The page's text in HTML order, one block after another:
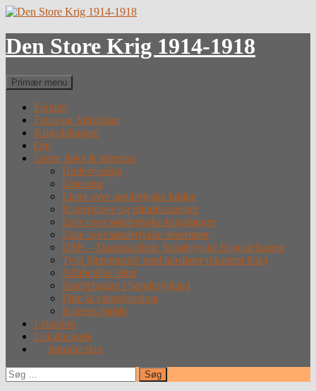
Hop
indhold
Den Store Krig 1914-1918
Søg
Primær menu
Forside
Fotos og Arkivalier
Krigsdeltagere
Om
Lister, links & litteratur
Undervisning
Litteratur
Lister over sønderjyske faldne
Krigergrave og mindesmærker
Liste over sønderjyske krigsfanger
Liste over sønderjyske desertører
DSK – Dansksindede Sønderjyske Krigsdeltagere
Tysk hjemmeside med tabslister (eksternt link)
Alfabetiske lister
Straffefanger i Sønderjylland
Film & videoforedrag
Krigens forløb
Leksikon
Lokalhistorie
Introduction
Søg
efter: